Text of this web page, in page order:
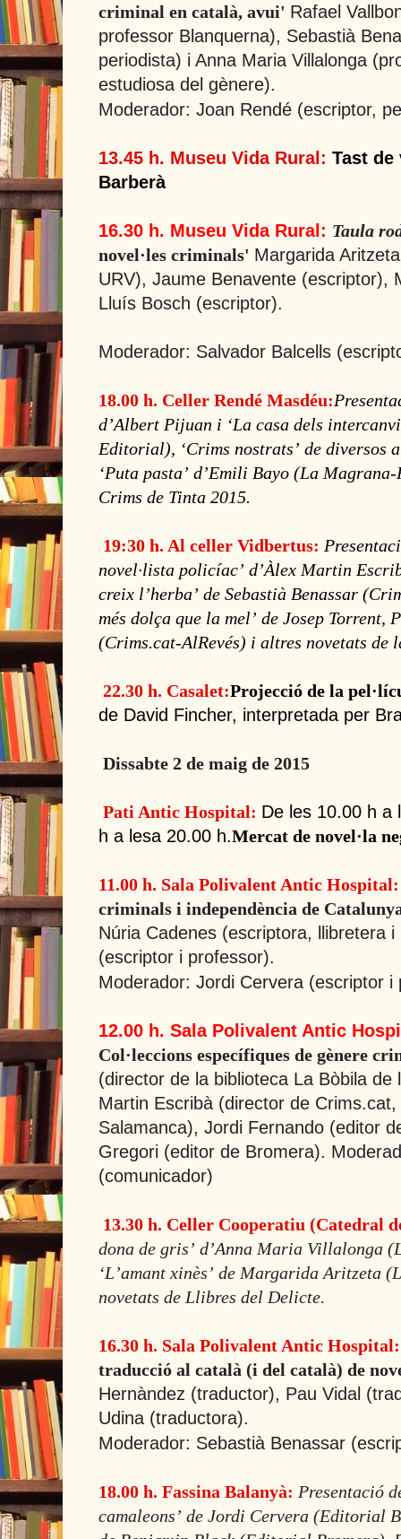
criminal en català, avui' Rafael
professor Blanquerna), Sebastià
periodista) i Anna Maria Villalonga
estudiosa del gènere).
Moderador: Joan Rendé (escriptor,
13.45 h. Museu Vida Rural: Tast
Barberà
16.30 h. Museu Vida Rural: Taula
novel·les criminals' Margarida
URV), Jaume Benavente (escriptor),
Lluís Bosch (escriptor).
Moderador: Salvador Balcells
18.00 h. Celler Rendé Masdéu:
dʼAlbert Pijuan i ʻLa casa dels
Editorial), ʻCrims nostratsʼ de diversos
ʻPuta pastaʼ dʼEmili Bayo (La Magrana-
Crims de Tinta 2015.
19:30 h. Al celler Vidbertus:
novel·lista policíacʼ dʼÀlex Martin
creix lʼherbaʼ de Sebastià Benassar
més dolça que la melʼ de Josep Torrent,
(Crims.cat-AlRevés) i altres novetats de
22.30 h. Casalet:Projecció de la
de David Fincher, interpretada per
Dissabte 2 de maig de 2015
Pati Antic Hospital: De les 10.00 h a
h a lesa 20.00 h.Mercat de novel·la
11.00 h. Sala Polivalent Antic
criminals i independència de
Núria Cadenes (escriptora, llibretera
(escriptor i professor).
Moderador: Jordi Cervera (escriptor i
12.00 h. Sala Polivalent Antic
Col·leccions específiques de gènere
(director de la biblioteca La Bòbila de
Martin Escribà (director de
Salamanca), Jordi Fernando (editor
Gregori (editor de Bromera).
(comunicador)
13.30 h. Celler Cooperatiu (Catedral
dona de grisʼ dʼAnna Maria Villalonga
ʻLʼamant xinèsʼ de Margarida Aritzeta
novetats de Llibres del Delicte.
16.30 h. Sala Polivalent Antic Hospital:
traducció al català (i del català) de
Hernàndez (traductor), Pau Vidal
Udina (traductora).
Moderador: Sebastià Benassar
18.00 h. Fassina Balanyà: Presentació
camaleonsʼ de Jordi Cervera (Editorial